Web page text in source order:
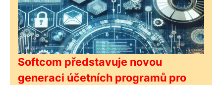
Softcom představuje novou
generaci účetních programů pro